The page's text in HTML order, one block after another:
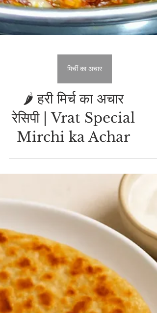
🌶️ हरी मिर्च का अचार
रेसिपी | Vrat Special
Mirchi ka Achar